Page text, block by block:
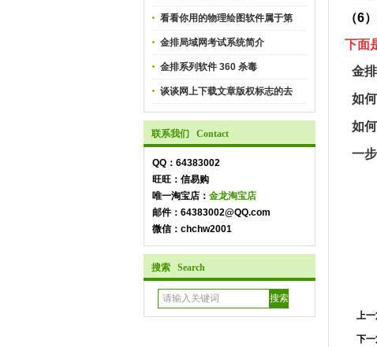
看看你用的物理绘图软件属于第
金排局域网考试系统简介
金排系列软件 360 杀毒
谈谈网上下载文章版权标志的去
联系我们 Contact
QQ：64383002
旺旺：信易购
唯一淘宝店： 金龙淘宝店
邮件：64383002@QQ.com
微信：chchw2001
搜索 Search
（6）
下面
金
如
如
一
上
下一